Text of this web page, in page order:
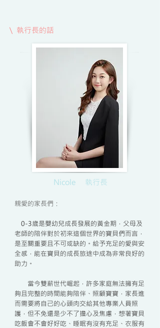
\ 執行長的話
Nicole ​執行長
親愛的家長們：
0-3歲是嬰幼兒成長發展的黃金期，父母及
老師的陪伴對於初來這個世界的寶貝們而言，
是至關重要且不可或缺的。給予充足的愛與安
全感，能在寶貝的成長旅途中成為非常良好的
助力。
當今雙薪世代崛起，許多家庭無法擁有足
夠且完整的時間能夠陪伴、照顧寶寶，家長進
而需要將自己的心頭肉交給其他專業人員照
護，但不免還是少不了擔心及焦慮，想著寶貝
吃飯會不會好好吃、睡眠有沒有充足、衣服有